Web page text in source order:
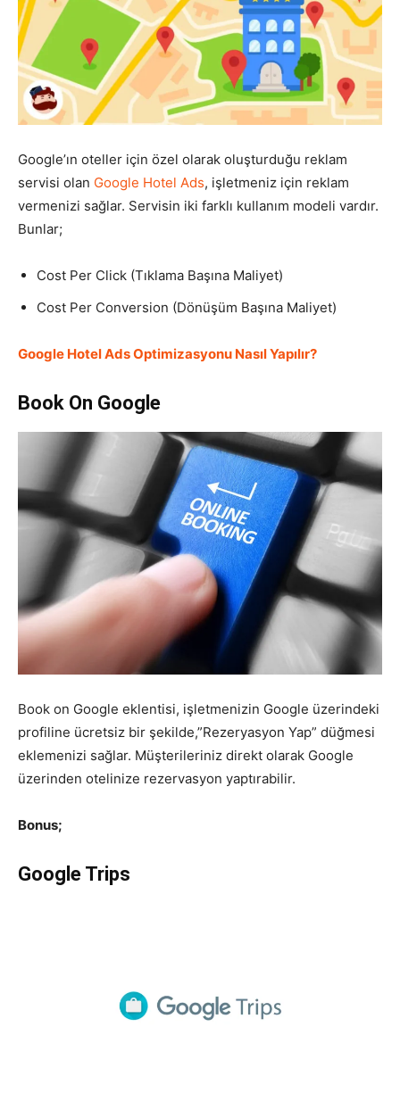
Google’ın oteller için özel olarak oluşturduğu reklam
servisi olan Google Hotel Ads, işletmeniz için reklam
vermenizi sağlar. Servisin iki farklı kullanım modeli vardır.
Bunlar;
Cost Per Click (Tıklama Başına Maliyet)
Cost Per Conversion (Dönüşüm Başına Maliyet)
Google Hotel Ads Optimizasyonu Nasıl Yapılır?
Book On Google
Book on Google eklentisi, işletmenizin Google üzerindeki
profiline ücretsiz bir şekilde,”Rezeryasyon Yap” düğmesi
eklemenizi sağlar. Müşterileriniz direkt olarak Google
üzerinden otelinize rezervasyon yaptırabilir.
Bonus;
Google Trips